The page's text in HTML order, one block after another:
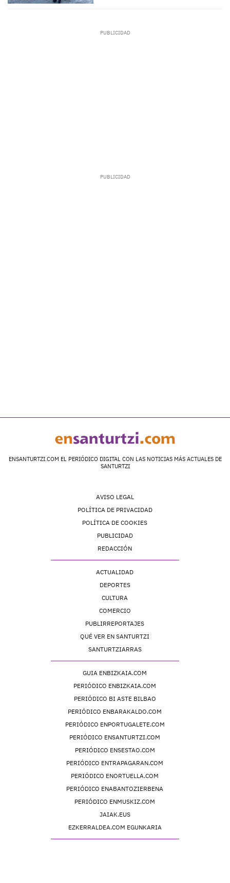
ENSANTURTZI.COM EL PERIÓDICO DIGITAL CON LAS NOTICIAS MÁS ACTUALES DE
SANTURTZI
AVISO LEGAL
POLÍTICA DE PRIVACIDAD
POLÍTICA DE COOKIES
PUBLICIDAD
REDACCIÓN
ACTUALIDAD
DEPORTES
CULTURA
COMERCIO
PUBLIRREPORTAJES
QUÉ VER EN SANTURTZI
SANTURTZIARRAS
GUIA ENBIZKAIA.COM
PERIÓDICO ENBIZKAIA.COM
PERIÓDICO BI ASTE BILBAO
PERIÓDICO ENBARAKALDO.COM
PERIÓDICO ENPORTUGALETE.COM
PERIÓDICO ENSANTURTZI.COM
PERIÓDICO ENSESTAO.COM
PERIÓDICO ENTRAPAGARAN.COM
PERIÓDICO ENORTUELLA.COM
PERIÓDICO ENABANTOZIERBENA
PERIÓDICO ENMUSKIZ.COM
JAIAK.EUS
EZKERRALDEA.COM EGUNKARIA